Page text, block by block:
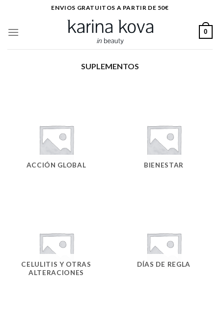
contenido
ENVIOS GRATUITOS A PARTIR DE 50€
0
SUPLEMENTOS
ACCIÓN GLOBAL BIENESTAR
CELULITIS Y OTRAS
ALTERACIONES
DÍAS DE REGLA